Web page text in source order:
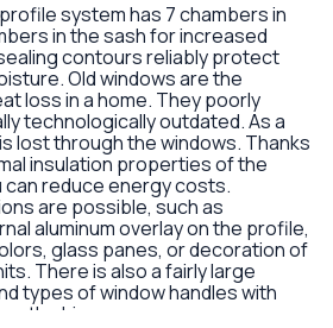
profile system has 7 chambers in
in the sash for increased
contours reliably protect
Old windows are the
loss in a home. They poorly
technologically outdated. As a
lost through the windows. Thanks
insulation properties of the
can reduce energy costs.
are possible, such as
aluminum overlay on the profile,
glass panes, or decoration of
There is also a fairly large
types of window handles with
the hinges.